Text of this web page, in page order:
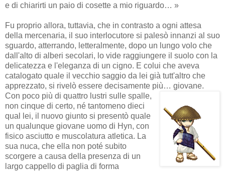
e di chiarirti un paio di cosette a mio riguardo… »
Fu proprio allora, tuttavia, che in contrasto a ogni attesa
della mercenaria, il suo interlocutore si palesò innanzi al suo
sguardo, atterrando, letteralmente, dopo un lungo volo che
dall'alto di alberi secolari, lo vide raggiungere il suolo con la
delicatezza e l'eleganza di un cigno. E colui che aveva
catalogato quale il vecchio saggio da lei già tutt'altro che
apprezzato, si rivelò essere decisamente più… giovane.
Con poco più di quattro lustri sulle spalle,
non cinque di certo, né tantomeno dieci
qual lei, il nuovo giunto si presentò quale
un qualunque giovane uomo di Hyn, con
fisico asciutto e muscolatura atletica. La
sua nuca, che ella non poté subito
scorgere a causa della presenza di un
largo cappello di paglia di forma